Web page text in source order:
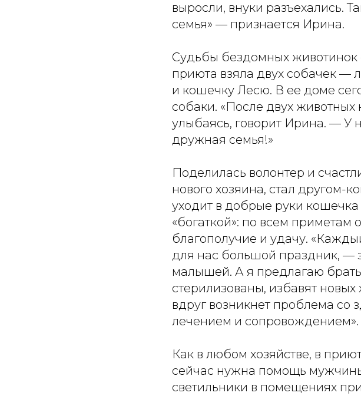
выросли, внуки разъехались.
семья» — признается Ирина.
Судьбы бездомных животинок
приюта взяла двух собачек —
и кошечку Лесю. В ее доме
собаки. «После двух
улыбаясь, говорит Ирина. — У
дружная семья!»
Поделилась волонтер и
нового хозяина, стал другом-
уходит в добрые руки
«богаткой»: по всем
благополучие и удачу.
для нас большой праздник, —
малышей. А я предлагаю
стерилизованы, избавят новых
вдруг возникнет проблема со
лечением и сопровождением».
Как в любом хозяйстве, в
сейчас нужна помощь
светильники в помещениях